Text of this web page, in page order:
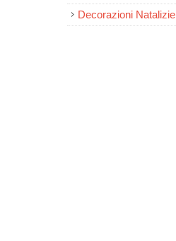
Decorazioni Natalizie